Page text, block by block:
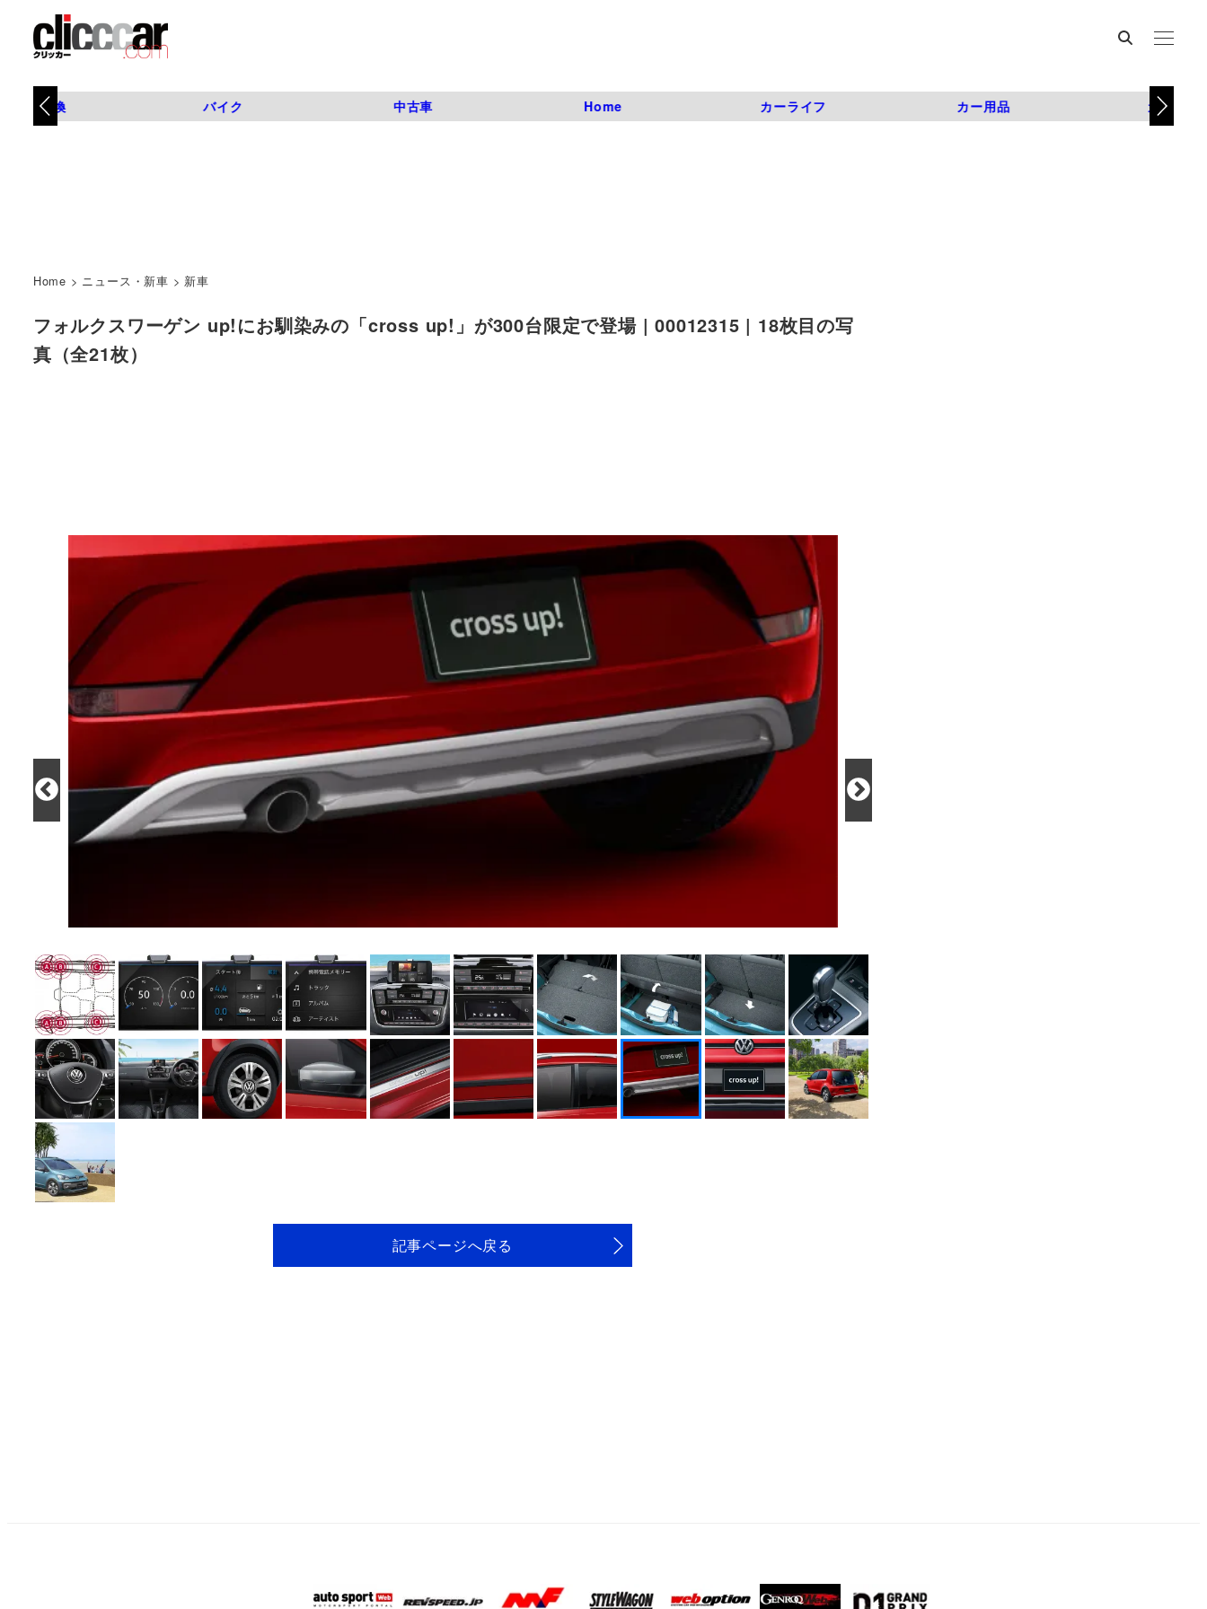
タイヤ交換 バイク 中古車 Home カーライフ カー用品 カスタム
Home > ニュース・新車 > 新車
フォルクスワーゲン up!にお馴染みの「cross up!」が300台限定で登場 | 00012315 | 18枚目の写
真（全21枚）
記事ページへ戻る